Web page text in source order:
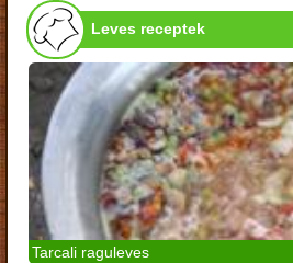
Leves receptek
Tarcali raguleves